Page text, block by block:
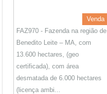
Venda
FAZ970 - Fazenda na região de
Benedito Leite – MA, com
13.600 hectares, (geo
certificada), com área
desmatada de 6.000 hectares
(licença ambi...